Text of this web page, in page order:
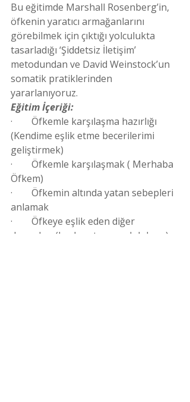
Bu eğitimde Marshall Rosenberg’in,
öfkenin yaratıcı armağanlarını
görebilmek için çıktığı yolculukta
tasarladığı ‘Şiddetsiz İletişim’
metodundan ve David Weinstock’un
somatik pratiklerinden
yararlanıyoruz.
Eğitim İçeriği:
·        Öfkemle karşılaşma hazırlığı
(Kendime eşlik etme becerilerimi
geliştirmek)
·        Öfkemle karşılaşmak ( Merhaba
Öfkem)
·        Öfkemin altında yatan sebepleri
anlamak
·        Öfkeye eşlik eden diğer
duyguları (korku,utanç,suçluluk,acı)